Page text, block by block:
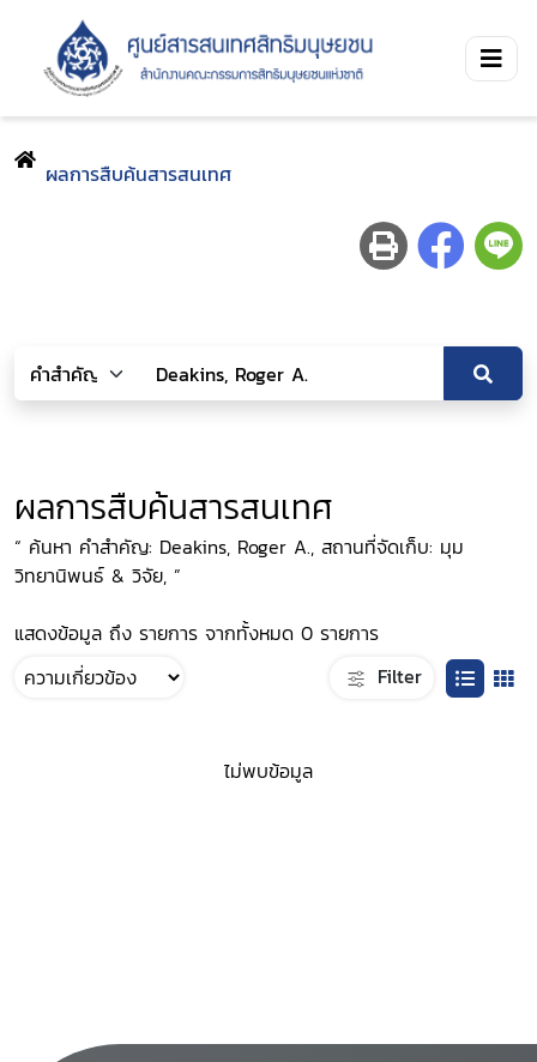
ผลการสืบค้นสารสนเทศ
ผลการสืบค้นสารสนเทศ
“ ค้นหา คำสำคัญ: Deakins, Roger A., สถานที่จัดเก็บ: มุม
วิทยานิพนธ์ & วิจัย, ”
แสดงข้อมูล ถึง รายการ จากทั้งหมด 0 รายการ
Filter
ไม่พบข้อมูล